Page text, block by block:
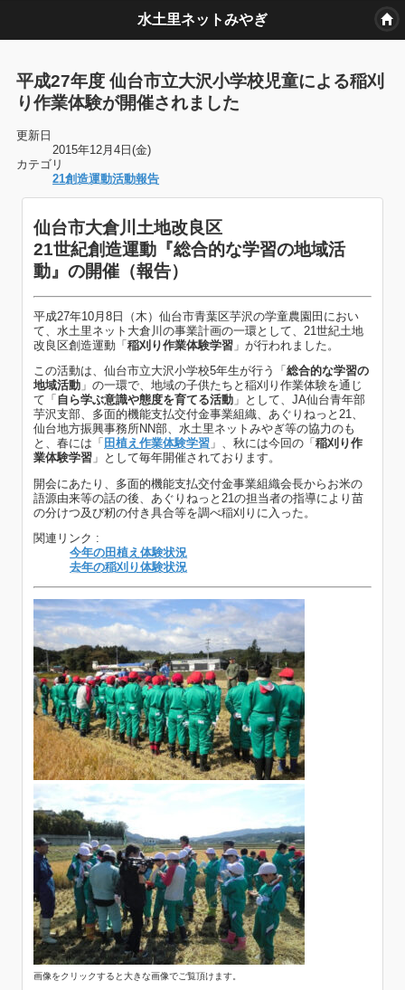
水土里ネットみやぎ
平成27年度 仙台市立大沢小学校児童による稲刈
り作業体験が開催されました
更新日
2015年12月4日(金)
カテゴリ
21創造運動活動報告
仙台市大倉川土地改良区
21世紀創造運動『総合的な学習の地域活
動』の開催（報告）
平成27年10月8日（木）仙台市青葉区芋沢の学童農園田におい
て、水土里ネット大倉川の事業計画の一環として、21世紀土地
改良区創造運動「稲刈り作業体験学習 」が行われました。
この活動は、仙台市立大沢小学校5年生が行う「総合的な学習の
地域活動 」の一環で、地域の子供たちと稲刈り作業体験を通じ
て「 自ら学ぶ意識や態度を育てる活動 」として、JA仙台青年部
芋沢支部、多面的機能支払交付金事業組織、あぐりねっと21、
仙台地方振興事務所NN部、水土里ネットみやぎ等の協力のも
と、春には「 田植え作業体験学習 」、秋には今回の「稲刈り作
業体験学習 」として毎年開催されております。
開会にあたり、多面的機能支払交付金事業組織会長からお米の
語源由来等の話の後、あぐりねっと21の担当者の指導により苗
の分けつ及び籾の付き具合等を調べ稲刈りに入った。
関連リンク :
今年の田植え体験状況
去年の稲刈り体験状況
画像をクリックすると大きな画像でご覧頂けます。